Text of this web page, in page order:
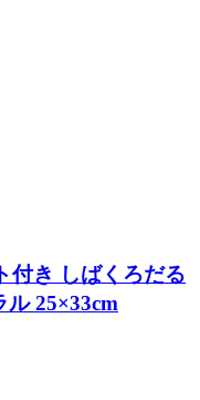
付き しばくろだる
ル 25×33cm